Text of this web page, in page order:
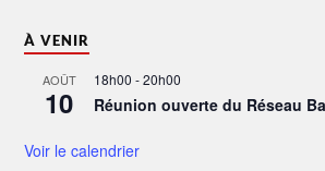
À VENIR
AOÛT
10
18h00 -20h00
Réunion ouverte du Réseau
Voir le calendrier